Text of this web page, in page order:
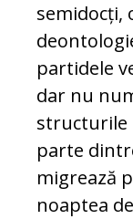
semidocți,
partidele
dar nu
structurile
parte
migrează
noaptea